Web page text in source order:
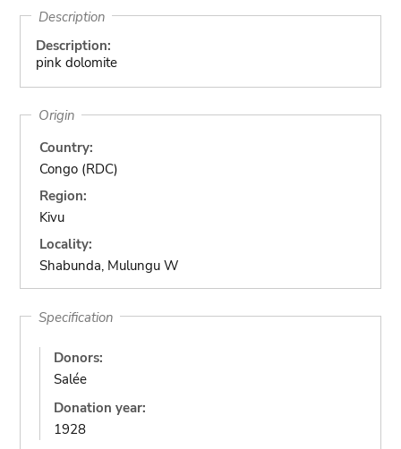
Description
Description:
pink dolomite
Origin
Country:
Congo (RDC)
Region:
Kivu
Locality:
Shabunda, Mulungu W
Specification
Donors:
Salée
Donation year:
1928